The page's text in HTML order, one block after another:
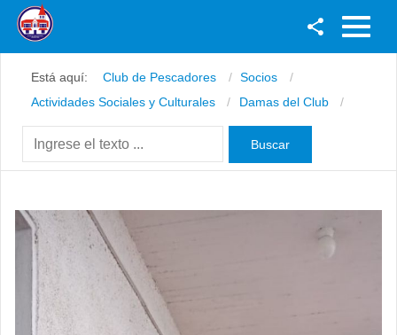
Youtube
Instagram
Está aquí: Club de Pescadores
Socios
Actividades Sociales y Culturales
Damas del Club